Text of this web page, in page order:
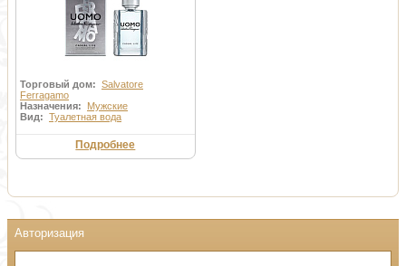
Торговый дом: Salvatore
Ferragamo
Назначения: Мужские
Вид: Туалетная вода
Подробнее